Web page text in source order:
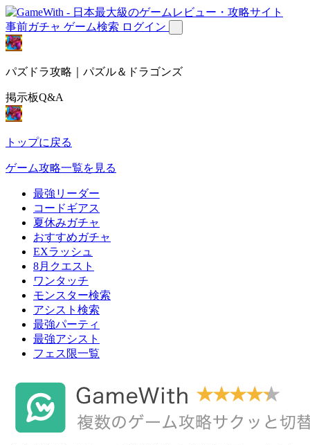
事前ガチャ ゲーム検索 ログイン
パズドラ攻略｜パズル＆ドラゴンズ
掲示板Q&A
トップに戻る
ゲーム攻略一覧を見る
最強リーダー
コードギアス
夏休みガチャ
おすすめガチャ
EXラッシュ
8月クエスト
ワンタッチ
モンスター検索
アシスト検索
最強パーティ
最強アシスト
フェス限一覧